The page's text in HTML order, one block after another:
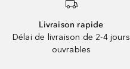
Livraison rapide
Délai de livraison de 2-4 jours
ouvrables